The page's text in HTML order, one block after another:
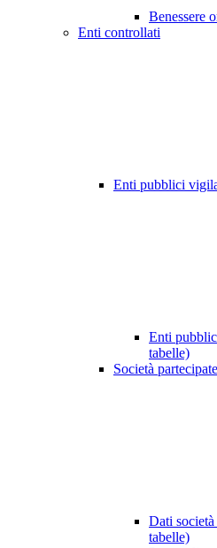
Benessere
Enti controllati
Enti pubblici
Enti
tabelle)
Società partecipate
Dati
tabelle)